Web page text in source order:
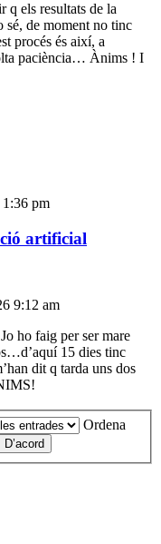
q els resultats de la
sé, de moment no tinc
procés és així, a
paciència… Ànims ! I
pm
artificial
9:12 am
ho faig per ser mare
15 dies tinc
dit q tarda uns dos
Ordena